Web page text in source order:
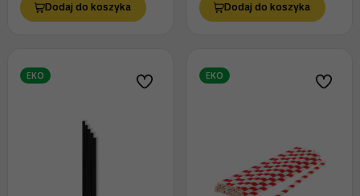
Dodaj do koszyka Dodaj do koszyka
EKO EKO